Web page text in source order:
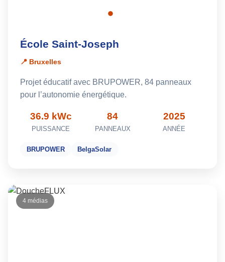
École Saint-Joseph
📍 Bruxelles
Projet éducatif avec BRUPOWER, 84 panneaux
pour l’autonomie énergétique.
36.9 kWc
PUISSANCE
84
PANNEAUX
2025
ANNÉE
BRUPOWER BelgaSolar
4 médias